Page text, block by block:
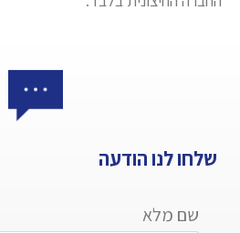
שלחו לנו הודעה
שם מלא